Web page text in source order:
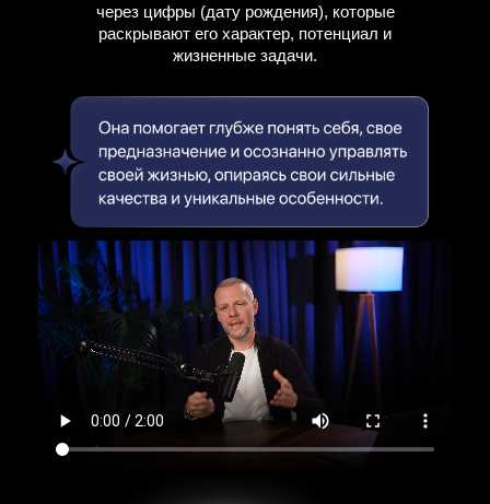
через цифры (дату рождения), которые
раскрывают его характер, потенциал и
жизненные задачи.